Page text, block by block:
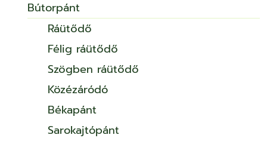
Bútorpánt
Ráütődő
Félig ráütődő
Szögben ráütődő
Közézáródó
Békapánt
Sarokajtópánt